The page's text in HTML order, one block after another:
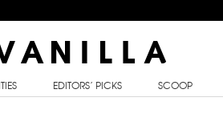
EDITORS’ PICKS SCOOP